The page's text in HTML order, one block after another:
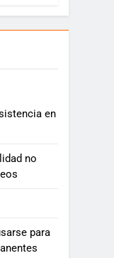
en
no
para